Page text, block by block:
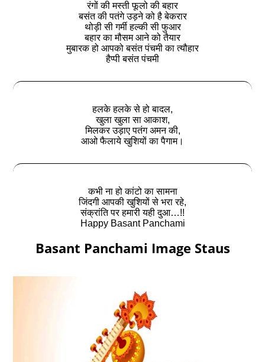
रंगों की मस्ती फूलो की बहार
बसंत की पतंगे उड़ने को है बेकरार
थोड़ी सी गर्मी हल्की सी फुआर
बहार का मौसम आने को तैयार
मुबारक हो आपको बसंत पंचमी का त्यौहार
हैप्पी बसंत पंचमी
हलके हलके से हो बादल,
खुला खुला सा आकाश,
मिलकर उड़ाए पतंग अमन की,
आओ फैलाये खुशियों का पैगाम।
कभी ना हो कांटो का सामना
जिंदगी आपकी खुशियों से भरा रहे,
संक्रांति पर हमारी यही दुआ…!!
Happy Basant Panchami
Basant Panchami Image Staus